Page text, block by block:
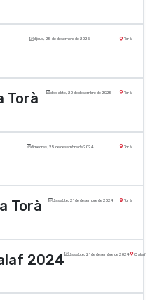
dijous, 25 de desembre de 2025 Torà
Torà dissabte, 20 de desembre de 2025 Torà
dimecres, 25 de desembre de 2024 Torà
Torà dissabte, 21 de desembre de 2024 Torà
2024 dissabte, 21 de desembre de 2024 Calaf